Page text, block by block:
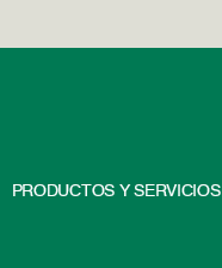
PRODUCTOS Y SERVICIOS